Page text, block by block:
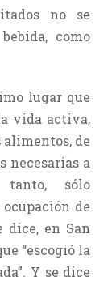
no se
como
lugar que
vida activa,
alimentos, de
necesarias a
sólo
de
en San
“escogió la
Y se dice